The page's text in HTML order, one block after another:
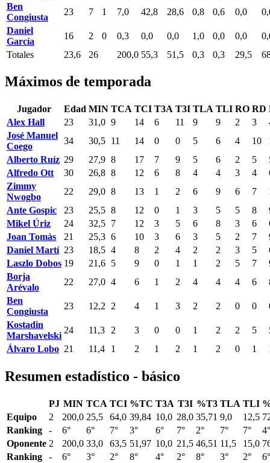
Ben
Congiusta
23 7 1 7,0 42,8 28,6 0,8 0,6 0,0
Daniel
García
16 2 0 0,3 0,0 0,0 1,0 0,0 0,0
Totales
23,6 26 200,0 55,3 51,5 0,3 0,3 29,5
Máximos de temporada
Jugador Edad MIN TCA TCI T3A T3I TLA TLI RO RD
Alex Hall
23 31,0 9 14 6 11 9 9 2 3
José Manuel
Coego
34 30,5 11 14 0 0 5 6 4 10
Alberto Ruíz 29 27,9 8 17 7 9 5 6 2 5
Alfredo Ott
30 26,8 8 12 6 8 4 4 3 4
Zimmy
Nwogbo
22 29,0 8 13 1 2 6 9 6 7
Ante Gospic
23 25,5 8 12 0 1 3 5 5 8
Mikel Úriz
24 32,5 7 12 3 5 6 8 3 6
Joan Tomàs
21 25,3 6 10 3 6 3 5 2 7
Daniel Martí 23 18,5 4 8 2 4 2 2 3 5
Laszlo Dobos 19 21,6 5 9 0 1 1 2 5 7
Borja
Arévalo
22 27,0 4 6 1 2 4 4 4 6
Ben
Congiusta
23 12,2 2 4 1 3 2 2 0 0
Kostadin
Marshavelski
24 11,3 2 3 0 0 1 2 2 5
Álvaro Lobo 21 11,4 1 2 1 2 1 2 0 1
Resumen estadístico - básico
PJ MIN TCA TCI %TC T3A T3I %T3 TLA TLI
Equipo
2 200,0 25,5 64,0 39,84 10,0 28,0 35,71 9,0 12,5
Ranking
- 6° 6° 7° 3° 6° 7° 2° 7° 7°
4°
Oponente 2 200,0 33,0 63,5 51,97 10,0 21,5 46,51 11,5 15,0
Ranking
- 6° 3° 2° 8° 4° 2° 8° 3° 2° 6°